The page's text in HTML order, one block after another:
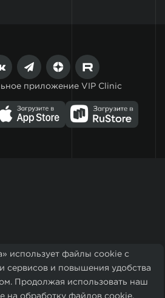
приложение VIP Clinic
использует файлы cookie с
сервисов и повышения удобства
Продолжая использовать наш
на обработку файлов cookie.